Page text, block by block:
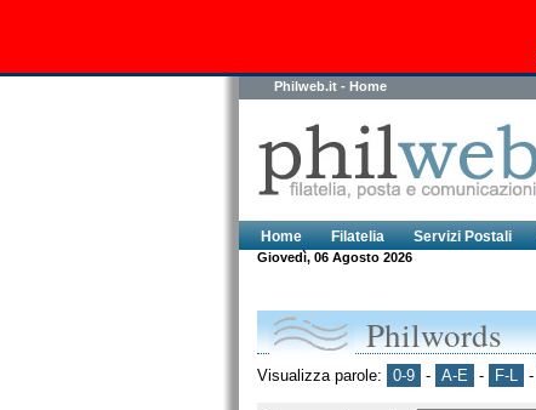
Philweb.it - Home
Home Filatelia Servizi Postali
Giovedì, 06 Agosto 2026
Philwords
Visualizza parole: 0-9 - A-E - F-L -